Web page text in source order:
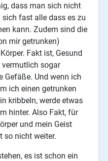
dass man sich nicht
sich fast alle dass es zu
kann. Zudem sind die
mir getrunken)
Fakt ist, Gesund
vermutlich sogar
Gefäße. Und wenn ich
ich einen getrunken
kribbeln, werde etwas
hinter. Also Fakt, für
und mein Geist
so nicht weiter.
es ist schon ein